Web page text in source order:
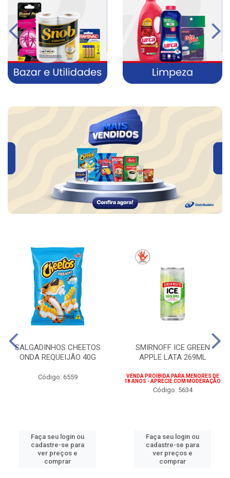
SALGADINHOS CHEETOS
ONDA REQUEIJÃO 40G
Código: 6559
Faça seu login ou
cadastre-se para
ver preços e
comprar
SMIRNOFF ICE GREEN
APPLE LATA 269ML
VENDA PROIBIDA PARA MENORES DE
18 ANOS - APRECIE COM MODERAÇÃO
Código: 5634
Faça seu login ou
cadastre-se para
ver preços e
comprar